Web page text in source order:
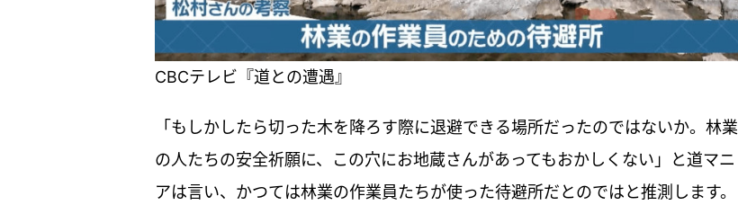
CBCテレビ『道との遭遇』
「もしかしたら切った木を降ろす際に退避できる場所だったのではないか。林業
の人たちの安全祈願に、この穴にお地蔵さんがあってもおかしくない」と道マニ
アは言い、かつては林業の作業員たちが使った待避所だとのではと推測します。